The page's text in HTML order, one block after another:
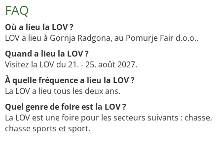
FAQ
Où a lieu la LOV ?
LOV a lieu à Gornja Radgona, au Pomurje Fair d.o.o..
Quand a lieu la LOV ?
Visitez la LOV du 21. - 25. août 2027.
À quelle fréquence a lieu la LOV ?
La LOV a lieu tous les deux ans.
Quel genre de foire est la LOV ?
La LOV est une foire pour les secteurs suivants : chasse,
chasse sports et sport.